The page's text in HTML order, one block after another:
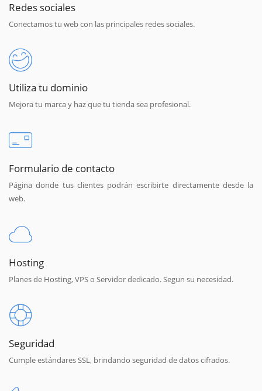
Redes sociales
Conectamos tu web con las principales redes sociales.
Utiliza tu dominio
Mejora tu marca y haz que tu tienda sea profesional.
Formulario de contacto
Página donde tus clientes podrán escribirte directamente desde la
web.
Hosting
Planes de Hosting, VPS o Servidor dedicado. Segun su necesidad.
Seguridad
Cumple estándares SSL, brindando seguridad de datos cifrados.